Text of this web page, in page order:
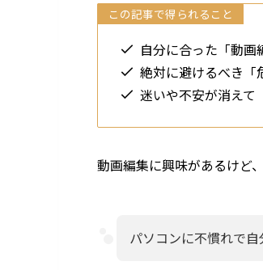
この記事で得られること
自分に合った「動
絶対に避けるべき「
迷いや不安が消えて
動画編集に興味があるけど、
パソコンに不慣れで